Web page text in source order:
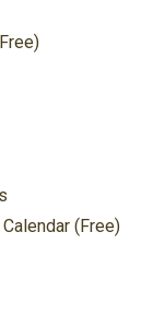
(Free)